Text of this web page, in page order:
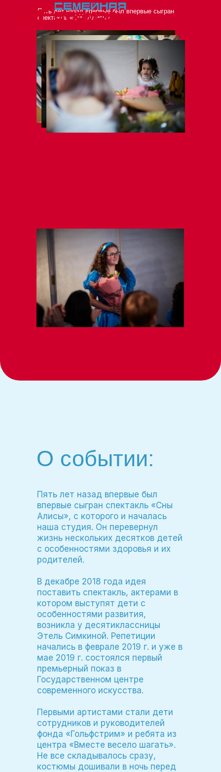
Пять лет назад впервые был впервые сыгран
спектакль «Сны Алисы»
О событии:
Пять лет назад впервые был
впервые сыгран спектакль «Сны
Алисы», с которого и началась
наша студия. Он перевернул
жизнь нескольких десятков детей
с особенностями здоровья и их
родителей.
В декабре 2018 года идея
поставить спектакль, актерами в
котором выступят дети с
особенностями развития,
возникла у десятиклассницы
Этель Симкиной. Репетиции
начались в феврале 2019 г. и уже в
мае 2019 г. состоялся первый
премьерный показ в
Государственном центре
современного искусства.
Первыми артистами стали дети
сотрудников и руководителей
фонда «Гольфстрим» и ребята из
центра «Вместе весело шагать».
Не все складывалось сразу,
костюмы дошивали в ночь перед